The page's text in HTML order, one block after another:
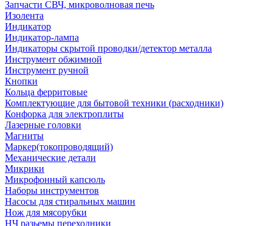
Запчасти СВЧ, микроволновая печь
Изолента
Индикатор
Индикатор-лампа
Индикаторы скрытой проводки/детектор металла
Инструмент обжимной
Инструмент ручной
Кнопки
Кольца ферритовые
Комплектующие для бытовой техники (расходники)
Конфорка для электроплиты
Лазерные головки
Магниты
Маркер(токопроводящий)
Механические детали
Микрики
Микрофонный капсюль
Наборы инструментов
Насосы для стиральных машин
Нож для мясорубки
НЧ разьемы переходники